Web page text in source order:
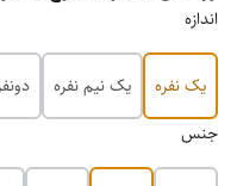
اندازه
یک نفره یک نیم نفره
جنس